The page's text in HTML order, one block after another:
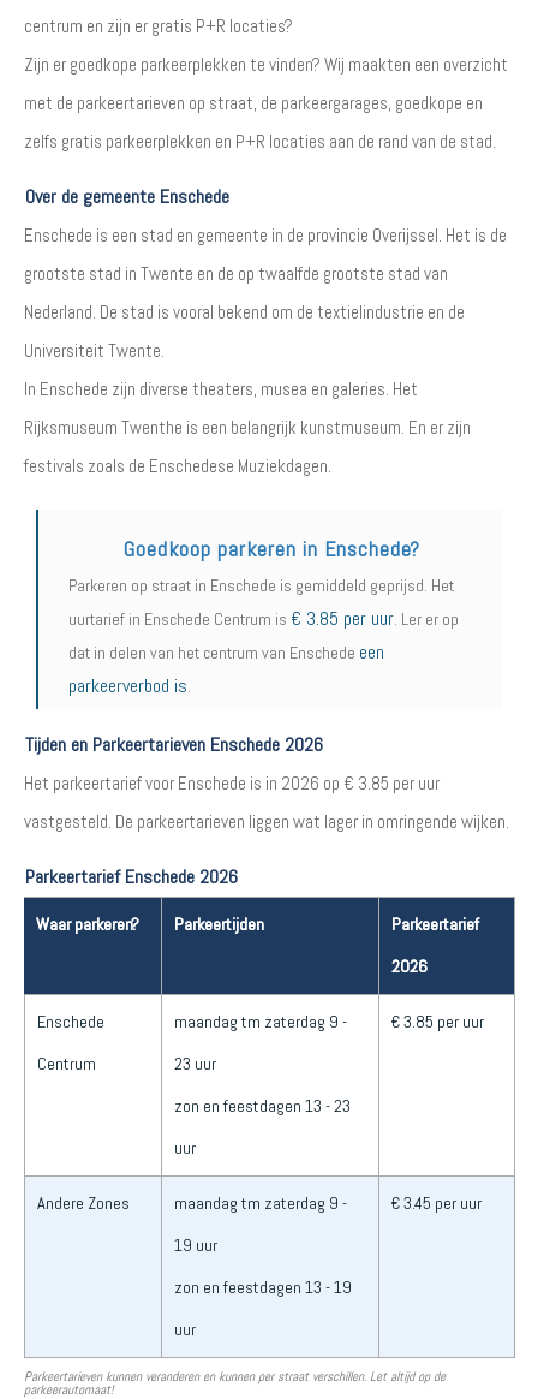
centrum en zijn er gratis P+R locaties?
Zijn er goedkope parkeerplekken te vinden? Wij maakten een overzicht
met de parkeertarieven op straat, de parkeergarages, goedkope en
zelfs gratis parkeerplekken en P+R locaties aan de rand van de stad.
Over de gemeente Enschede
Enschede is een stad en gemeente in de provincie Overijssel. Het is de
grootste stad in Twente en de op twaalfde grootste stad van
Nederland. De stad is vooral bekend om de textielindustrie en de
Universiteit Twente.
In Enschede zijn diverse theaters, musea en galeries. Het
Rijksmuseum Twenthe is een belangrijk kunstmuseum. En er zijn
festivals zoals de Enschedese Muziekdagen.
Goedkoop parkeren in Enschede?
Parkeren op straat in Enschede is gemiddeld geprijsd. Het
uurtarief in Enschede Centrum is € 3.85 per uur . Ler er op
dat in delen van het centrum van Enschede een
parkeerverbod is
Tijden en Parkeertarieven Enschede 2026
Het parkeertarief voor Enschede is in 2026 op € 3.85 per uur
vastgesteld. De parkeertarieven liggen wat lager in omringende wijken.
Parkeertarief Enschede 2026
Waar parkeren? Parkeertijden
Parkeertarief
2026
Enschede
Centrum
maandag tm zaterdag 9 -
23 uur
zon en feestdagen 13 - 23
uur
€ 3.85 per uur
Andere Zones
maandag tm zaterdag 9 -
19 uur
zon en feestdagen 13 - 19
uur
€ 3.45 per uur
Parkeertarieven kunnen veranderen en kunnen per straat verschillen. Let altijd op de
parkeerautomaat!